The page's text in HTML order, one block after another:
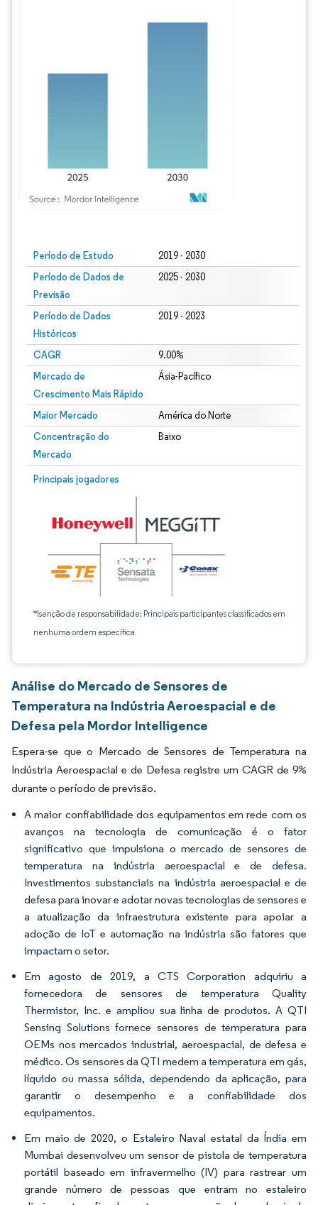
Período de Estudo 2019 - 2030
Período de Dados de
Previsão
2025 - 2030
Período de Dados
Históricos
2019 - 2023
CAGR 9.00%
Mercado de
Crescimento Mais Rápido
Ásia-Pacífico
Maior Mercado América do Norte
Concentração do
Mercado
Baixo
Principais jogadores
*Isenção de responsabilidade: Principais participantes classificados em
nenhuma ordem específica
Análise do Mercado de Sensores de
Temperatura na Indústria Aeroespacial e de
Defesa pela Mordor Intelligence
Espera-se que o Mercado de Sensores de Temperatura na
Indústria Aeroespacial e de Defesa registre um CAGR de 9%
durante o período de previsão.
A maior confiabilidade dos equipamentos em rede com os
avanços na tecnologia de comunicação é o fator
significativo que impulsiona o mercado de sensores de
temperatura na indústria aeroespacial e de defesa.
Investimentos substanciais na indústria aeroespacial e de
defesa para inovar e adotar novas tecnologias de sensores e
a atualização da infraestrutura existente para apoiar a
adoção de IoT e automação na indústria são fatores que
impactam o setor.
Em agosto de 2019, a CTS Corporation adquiriu a
fornecedora de sensores de temperatura Quality
Thermistor, Inc. e ampliou sua linha de produtos. A QTI
Sensing Solutions fornece sensores de temperatura para
OEMs nos mercados industrial, aeroespacial, de defesa e
médico. Os sensores da QTI medem a temperatura em gás,
líquido ou massa sólida, dependendo da aplicação, para
garantir o desempenho e a confiabilidade dos
equipamentos.
Em maio de 2020, o Estaleiro Naval estatal da Índia em
Mumbai desenvolveu um sensor de pistola de temperatura
portátil baseado em infravermelho (IV) para rastrear um
grande número de pessoas que entram no estaleiro